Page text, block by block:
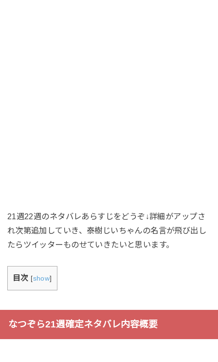
21週22週のネタバレあらすじをどうぞ↓詳細がアップさ
れ次第追加していき、泰樹じいちゃんの名言が飛び出し
たらツイッターものせていきたいと思います。
目次 [show]
なつぞら21週確定ネタバレ内容概要